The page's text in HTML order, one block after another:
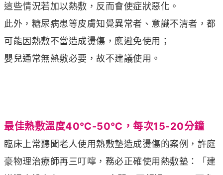
這些情況若加以熱敷，反而會使症狀惡化。
此外，糖尿病患等皮膚知覺異常者、意識不清者，都
可能因熱敷不當造成燙傷，應避免使用；
嬰兒通常無熱敷必要，故不建議使用。
最佳熱敷溫度40℃-50℃，每次15-20分鐘
臨床上常聽聞老人使用熱敷墊造成燙傷的案例，許庭
豪物理治療師再三叮嚀，務必正確使用熱敷墊：「建